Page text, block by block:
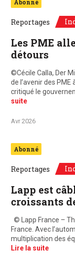
Abonné
Reportages
Les PME
détours
©Cécile Calla, Der
de l’avenir des PME
critiqué le
suite
Avr 2026
Abonné
Reportages
Lapp est
croissants
© Lapp France –
France. Avec
multiplication des
Lire la suite